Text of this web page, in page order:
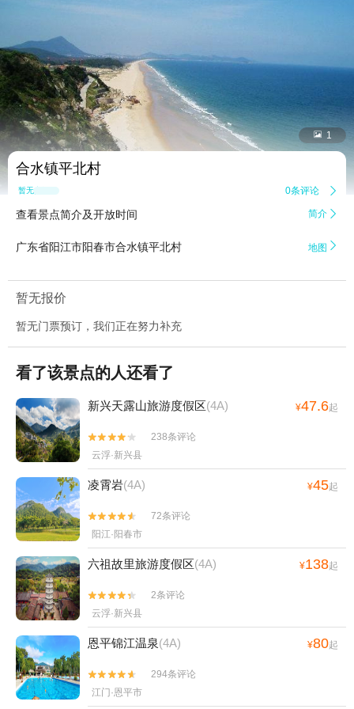
 1
合水镇平北村
暂无点评 0条评论 
查看景点简介及开放时间 简介 
广东省阳江市阳春市合水镇平北村 地图 
暂无报价
暂无门票预订，我们正在努力补充
看了该景点的人还看了
新兴天露山旅游度假区(4A) ¥47.6起


238条评论
云浮·新兴县
凌霄岩(4A) ¥45起


72条评论
阳江·阳春市
六祖故里旅游度假区(4A) ¥138起


2条评论
云浮·新兴县
恩平锦江温泉(4A) ¥80起


294条评论
江门·恩平市